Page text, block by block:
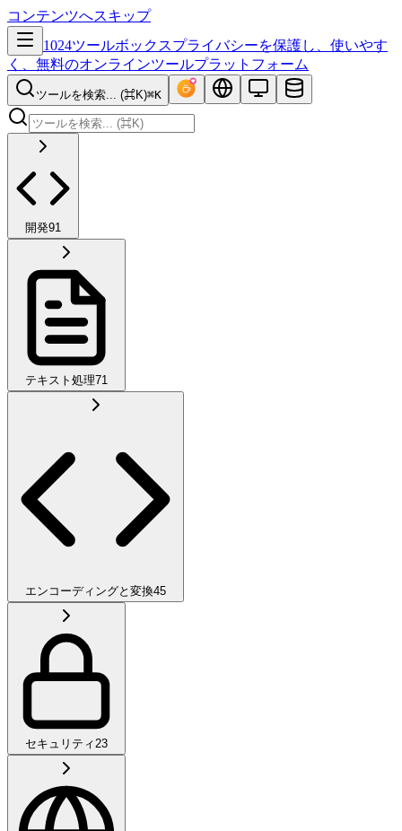
コンテンツへスキップ
1024ツールボックスプライバシーを保護し、使いやす
く、無料のオンラインツールプラットフォーム
ツールを検索... (⌘K)⌘K
開発91
テキスト処理71
エンコーディングと変換45
セキュリティ23